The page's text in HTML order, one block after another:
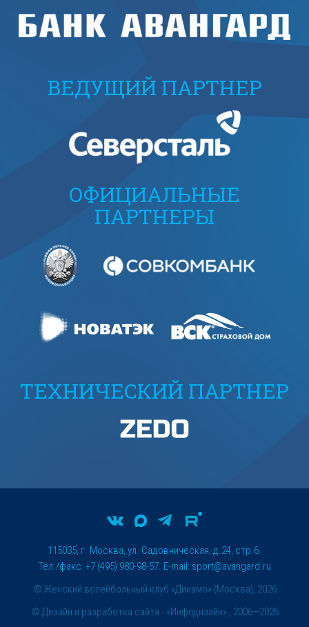
ВЕДУЩИЙ ПАРТНЕР
ОФИЦИАЛЬНЫЕ
ПАРТНЕРЫ
ТЕХНИЧЕСКИЙ ПАРТНЕР
© Женский волейбольный клуб «Динамо» (Москва), 2026
115035, г. Москва, ул. Садовническая, д.24, стр.6.
Тел./факс: +7 (495) 980-98-57. E-mail: sport@avangard.ru
© Дизайн и разработка сайта - «Инфодизайн» , 2006—2026